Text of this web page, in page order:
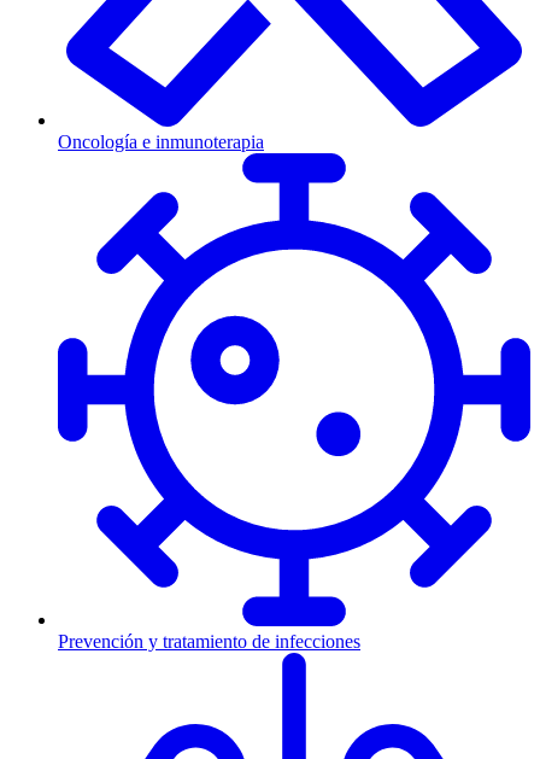
Oncología e inmunoterapia
Prevención y tratamiento de infecciones